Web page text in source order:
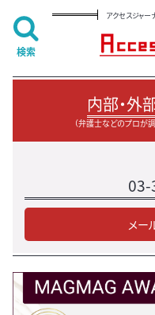
アクセスジャ
内部・外
（弁護士などのプロが
メー
検索